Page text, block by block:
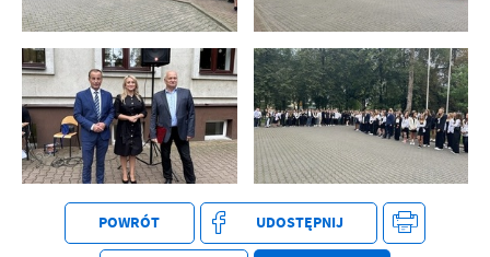
POWRÓT UDOSTĘPNIJ